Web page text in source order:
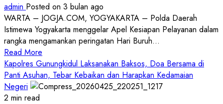
Penanganan
Polda
DIY
Terkesan
Lambat
&
Tak
Serius
admin Posted on 3 bulan ago
WARTA – JOGJA.COM, YOGYAKARTA – Polda Daerah
Istimewa Yogyakarta menggelar Apel Kesiapan Pelayanan dalam
rangka mengamankan peringatan Hari Buruh...
Read More
more
about
Polda
Kapolres Gunungkidul Laksanakan Baksos, Doa Bersama di
Panti Asuhan, Tebar Kebaikan dan Harapkan Kedamaian
Negeri
2 min read